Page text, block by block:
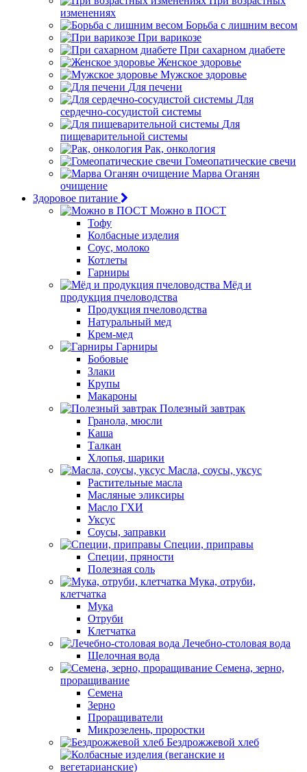
изменениях
Борьба с лишним весом
При варикозе
При сахарном диабете
Женское здоровье
Мужское здоровье
Для печени
Для
сердечно-сосудистой системы
Для
пищеварительной системы
Рак, онкология
Гомеопатические свечи
Марва Оганян
очищение
Здоровое питание
Можно в ПОСТ
Тофу
Колбасные изделия
Соус, молоко
Котлеты
Гарниры
Мёд и
продукция пчеловодства
Продукция пчеловодства
Натуральный мед
Крем-мед
Гарниры
Бобовые
Злаки
Крупы
Макароны
Полезный завтрак
Гранола, мюсли
Каша
Талкан
Хлопья, шарики
Масла, соусы, уксус
Растительные масла
Масляные эликсиры
Масло ГХИ
Уксус
Соусы, заправки
Специи, приправы
Специи, пряности
Полезная соль
Мука, отруби,
клетчатка
Мука
Отруби
Клетчатка
Лечебно-столовая вода
Щелочная вода
Семена, зерно,
проращивание
Семена
Зерно
Проращиватели
Микрозелень, проростки
Бездрожжевой хлеб